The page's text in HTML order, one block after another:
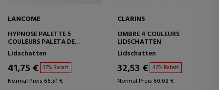
LANCOME
HYPNÔSE PALETTE 5
COULEURS PALETA DE
SOMBRAS
Lidschatten
41,75 € 37% Rabatt
Normal Preis 66,51 €
CLARINS
OMBRE 4 COULEURS
LIDSCHATTEN
Lidschatten
32,53 € 46% Rabatt
Normal Preis 60,08 €